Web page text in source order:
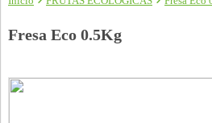
Fresa Eco 0.5Kg